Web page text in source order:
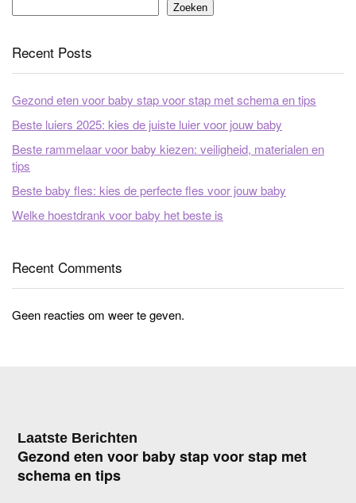
Zoeken
Recent Posts
Gezond eten voor baby stap voor stap met schema en tips
Beste luiers 2025: kies de juiste luier voor jouw baby
Beste rammelaar voor baby kiezen: veiligheid, materialen en
tips
Beste baby fles: kies de perfecte fles voor jouw baby
Welke hoestdrank voor baby het beste is
Recent Comments
Geen reacties om weer te geven.
Laatste Berichten
Gezond eten voor baby stap voor stap met
schema en tips